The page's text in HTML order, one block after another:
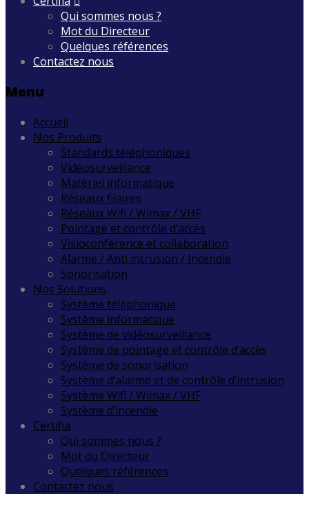
Qui sommes nous ?
Mot du Directeur
Quelques références
Contactez nous
Menu
Accueil
Nos Produits
Standards téléphoniques
Vidéosurveillance
Matériel informatique
Réseaux filaires
Réseaux Wifi / Wimax / VHF
Pointage et contrôle d’accès
Visioconférence et collaboration
Alarme / Anti intrusion / Incendie
Sonorisation
Nos Solutions
Système téléphonique
Système informatique
Système de vidéosurveillance
Système de pointage et contrôle d’accès
Système de sonorisation
Système d’alarme et de contrôle d’intrusion
Système Wifi / Wimax / VHF
Système d’incendie
Certifia
Qui sommes nous ?
Mot du Directeur
Quelques références
Contactez nous